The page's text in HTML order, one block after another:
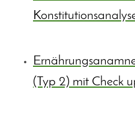
(Typ 2) mit Check